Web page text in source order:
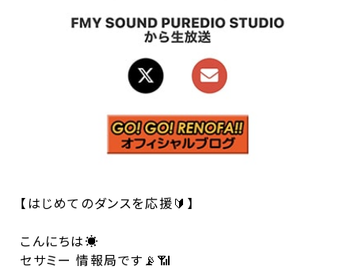
【はじめてのダンスを応援🔰】
こんにちは☀️
セサミー 情報局です📡📶